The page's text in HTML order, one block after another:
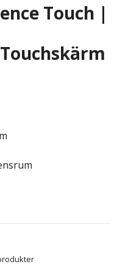
Touch |